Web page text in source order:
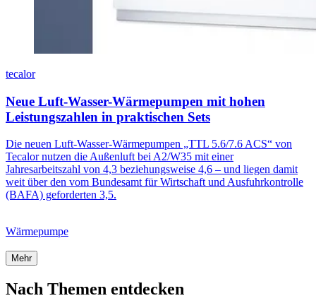
tecalor
Neue Luft-Wasser-Wärmepumpen mit hohen
Leistungszahlen in praktischen Sets
Die neuen Luft-Wasser-Wärmepumpen „TTL 5.6/7.6 ACS“ von
Tecalor nutzen die Außenluft bei A2/W35 mit einer
Jahresarbeitszahl von 4,3 beziehungsweise 4,6 – und liegen damit
weit über den vom Bundesamt für Wirtschaft und Ausfuhrkontrolle
(BAFA) geforderten 3,5.
Wärmepumpe
Mehr
Nach Themen entdecken